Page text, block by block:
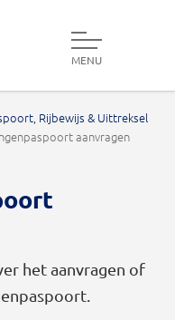
MENU
Rijbewijs & Uittreksel
aanvragen
het aanvragen of